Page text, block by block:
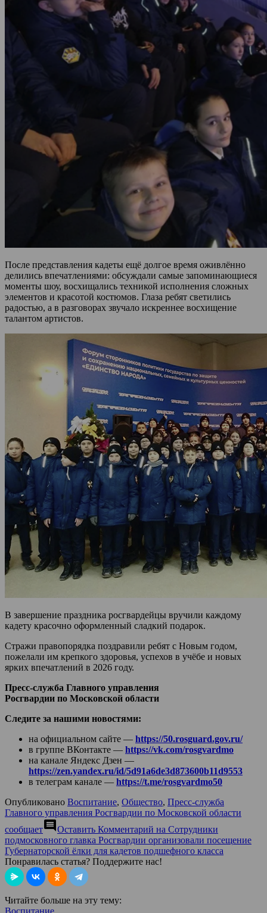
После представления кадеты ещё долгое время оживлённо
делились впечатлениями: обсуждали самые запоминающиеся
моменты шоу, восхищались техникой исполнения сложных
элементов и красотой костюмов. Глаза ребят светились
радостью, а в разговорах звучало искреннее восхищение
талантом артистов.
В завершение праздника росгвардейцы вручили каждому
кадету красочно оформленный сладкий подарок.
Стражи правопорядка поздравили ребят с Новым годом,
пожелали им крепкого здоровья, успехов в учёбе и новых
ярких впечатлений в 2026 году.
Пресс-служба Главного управления
Росгвардии по Московской области
Следите за нашими новостями:
на официальном сайте — https://50.rosguard.gov.ru/
в группе ВКонтакте — https://vk.com/rosgvardmo
на канале Яндекс Дзен —
https://zen.yandex.ru/id/5d91a6de3d873600b11d9553
в телеграм канале — https://t.me/rosgvardmo50
Опубликовано Воспитание, Общество, Пресс-служба
Главного управления Росгвардии по Московской области
сообщаетcomment Оставить Комментарий на Сотрудники
подмосковного главка Росгвардии организовали посещение
Губернаторской ёлки для кадетов подшефного класса
Понравилась статья? Поддержите нас!
Читайте больше на эту тему:
Воспитание